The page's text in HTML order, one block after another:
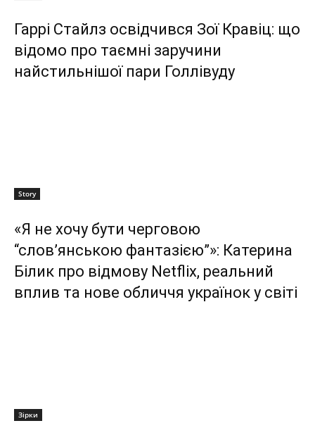
Гаррі Стайлз освідчився Зої Кравіц: що
відомо про таємні заручини
найстильнішої пари Голлівуду
Story
«Я не хочу бути черговою
“слов’янською фантазією”»: Катерина
Білик про відмову Netflix, реальний
вплив та нове обличчя українок у світі
Зірки